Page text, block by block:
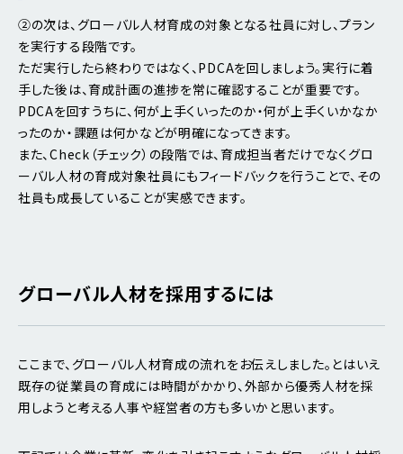
②の次は、グローバル人材育成の対象となる社員に対し、プラン
を実行する段階です。
ただ実行したら終わりではなく、PDCAを回しましょう。実行に着
手した後は、育成計画の進捗を常に確認することが重要です。
PDCAを回すうちに、何が上手くいったのか・何が上手くいかなか
ったのか・課題は何かなどが明確になってきます。
また、Check（チェック）の段階では、育成担当者だけでなくグロ
ーバル人材の育成対象社員にもフィードバックを行うことで、その
社員も成長していることが実感できます。
グローバル人材を採用するには
ここまで、グローバル人材育成の流れをお伝えしました。とはいえ
既存の従業員の育成には時間がかかり、外部から優秀人材を採
用しようと考える人事や経営者の方も多いかと思います。